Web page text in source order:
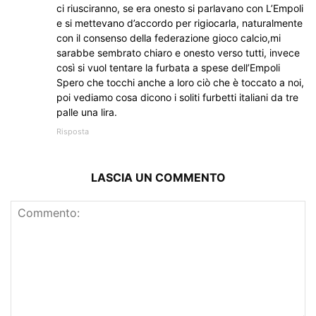
ci riusciranno, se era onesto si parlavano con L’Empoli
e si mettevano d’accordo per rigiocarla, naturalmente
con il consenso della federazione gioco calcio,mi
sarabbe sembrato chiaro e onesto verso tutti, invece
così si vuol tentare la furbata a spese dell’Empoli
Spero che tocchi anche a loro ciò che è toccato a noi,
poi vediamo cosa dicono i soliti furbetti italiani da tre
palle una lira.
Risposta
LASCIA UN COMMENTO